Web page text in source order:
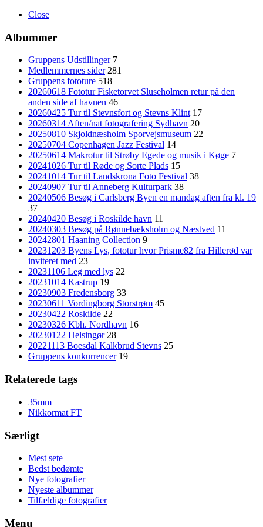
Close
Albummer
Gruppens Udstillinger 7
Medlemmernes sider 281
Gruppens fototure 518
20260618 Fototur Fisketorvet Sluseholmen retur på den
anden side af havnen 46
20260425 Tur til Stevnsfort og Stevns Klint 17
20260314 Aften/nat fotografering Sydhavn 20
20250810 Skjoldnæsholm Sporvejsmuseum 22
20250704 Copenhagen Jazz Festival 14
20250614 Makrotur til Strøby Egede og musik i Køge 7
20241026 Tur til Røde og Sorte Plads 15
20241014 Tur til Landskrona Foto Festival 38
20240907 Tur til Anneberg Kulturpark 38
20240506 Besøg i Carlsberg Byen en mandag aften fra kl. 19
37
20240420 Besøg i Roskilde havn 11
20240303 Besøg på Rønnebæksholm og Næstved 11
20242801 Haaning Collection 9
20231203 Byens Lys, fototur hvor Prisme82 fra Hillerød var
inviteret med 23
20231106 Leg med lys 22
20231014 Kastrup 19
20230903 Fredensborg 33
20230611 Vordingborg Storstrøm 45
20230422 Roskilde 22
20230326 Kbh. Nordhavn 16
20230122 Helsingør 28
20221113 Boesdal Kalkbrud Stevns 25
Gruppens konkurrencer 19
Relaterede tags
35mm
Nikkormat FT
Særligt
Mest sete
Bedst bedømte
Nye fotografier
Nyeste albummer
Tilfældige fotografier
Menu